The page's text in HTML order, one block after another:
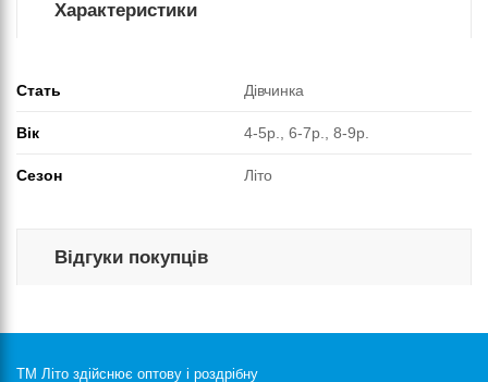
Характеристики
Стать Дівчинка
Вік 4-5р., 6-7р., 8-9р.
Сезон Літо
Відгуки покупців
ТМ Літо здійснює оптову і роздрібну